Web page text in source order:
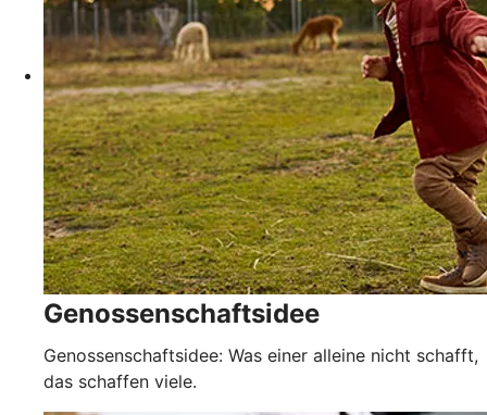
Genossenschaftsidee
Genossenschaftsidee: Was einer alleine nicht schafft,
das schaffen viele.